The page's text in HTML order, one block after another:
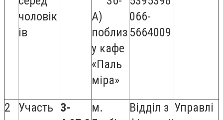
чоловік
ів
А)
поблиз
у кафе
«Паль
міра»
066-
5664009
2
Участь 3-
м.
Відділ з Управлі